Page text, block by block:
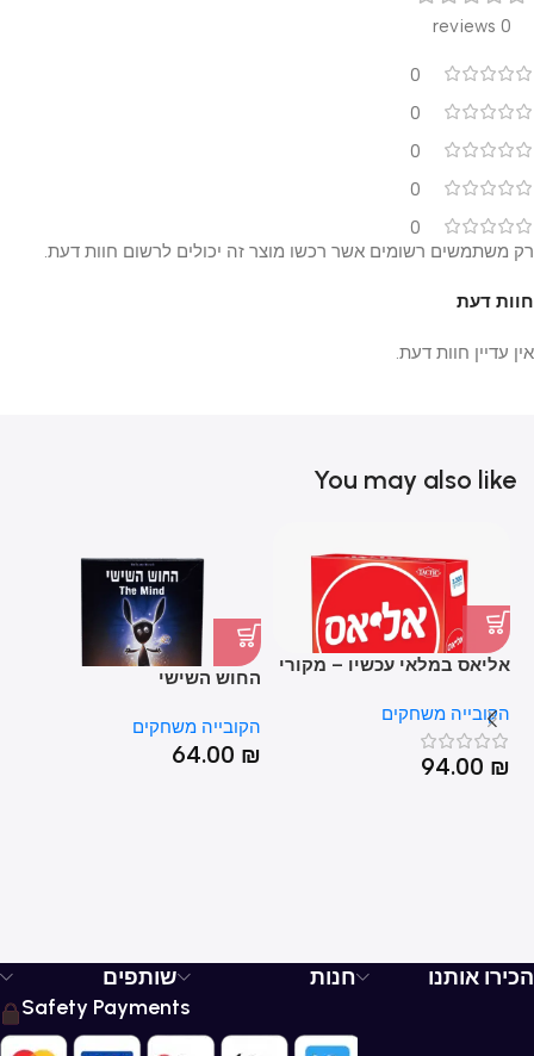
0 reviews
0
0
0
0
0
חוות דעת
אין עדיין חוות דעת.
רק משתמשים רשומים אשר רכשו מוצר זה יכולים לרשום חוות דעת.
You may also like
HOT
אליאס במלאי עכשיו – מקורי
הקובייה משחקים
94.00 ₪
החוש השישי
הקובייה משחקים
64.00 ₪
הכירו אותנו חנות
שותפים
Safety Payments